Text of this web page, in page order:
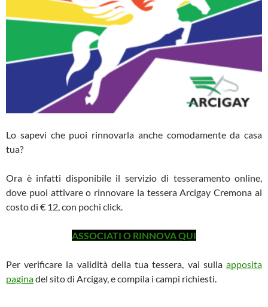
Lo sapevi che puoi rinnovarla anche comodamente da casa
tua?
Ora è infatti disponibile il servizio di tesseramento online,
dove puoi attivare o rinnovare la tessera Arcigay Cremona al
costo di € 12, con pochi click.
ASSOCIATI O RINNOVA QUI
Per verificare la validità della tua tessera, vai sulla apposita
paginadel sito di Arcigay, e compila i campi richiesti.